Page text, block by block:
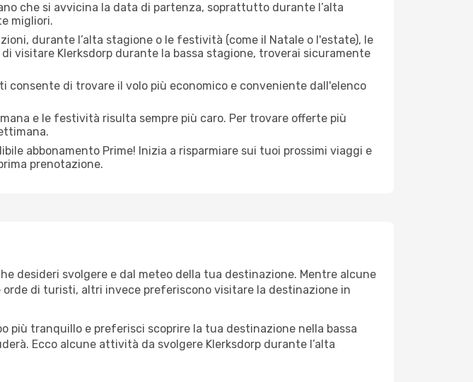
che si avvicina la data di partenza, soprattutto durante l’alta
migliori.
durante l’alta stagione o le festività (come il Natale o l'estate), le
visitare Klerksdorp durante la bassa stagione, troverai sicuramente
consente di trovare il volo più economico e conveniente dall'elenco
e le festività risulta sempre più caro. Per trovare offerte più
abbonamento Prime! Inizia a risparmiare sui tuoi prossimi viaggi e
prenotazione.
desideri svolgere e dal meteo della tua destinazione. Mentre alcune
orde di turisti, altri invece preferiscono visitare la destinazione in
tranquillo e preferisci scoprire la tua destinazione nella bassa
Ecco alcune attività da svolgere Klerksdorp durante l’alta